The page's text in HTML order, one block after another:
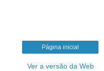
Página inicial
Ver a versão da Web